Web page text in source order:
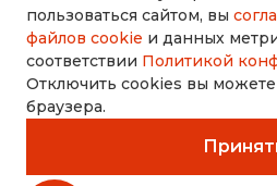
пользоваться сайтом, вы
файлов cookie и данных
соответствии Политикой
Отключить cookies вы можете
браузера.